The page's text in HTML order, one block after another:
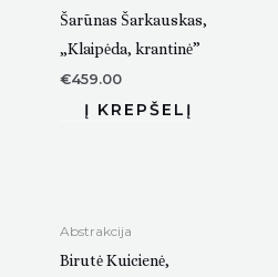
Šarūnas Šarkauskas,
„Klaipėda, krantinė”
€459.00
Abstrakcija
Birutė Kuicienė,